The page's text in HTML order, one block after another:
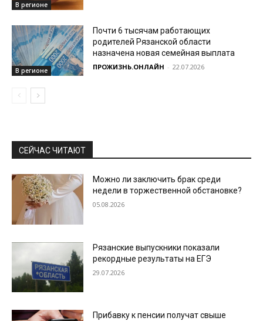
В регионе
В регионе
Почти 6 тысячам работающих
родителей Рязанской области
назначена новая семейная выплата
ПРОЖИЗНЬ.ОНЛАЙН - 22.07.2026
СЕЙЧАС ЧИТАЮТ
Можно ли заключить брак среди
недели в торжественной обстановке?
05.08.2026
Рязанские выпускники показали
рекордные результаты на ЕГЭ
29.07.2026
Прибавку к пенсии получат свыше